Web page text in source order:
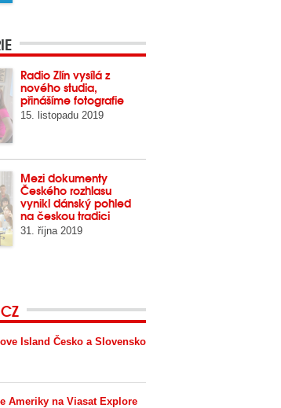
Radio Zlín vysílá z
nového studia,
přinášíme fotografie
15. listopadu 2019
Mezi dokumenty
Českého rozhlasu
vynikl dánský pohled
na českou tradici
31. října 2019
Island Česko a Slovensko
Ameriky na Viasat Explore